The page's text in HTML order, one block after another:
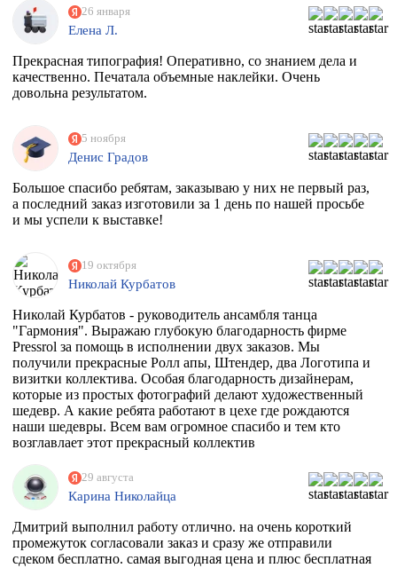
Огромное спасибо вам. Скоро будем новый баннер
печатать, обязательно обратимся к вам
26 января
Елена Л.
Прекрасная типография! Оперативно, со знанием дела и
качественно. Печатала объемные наклейки. Очень
довольна результатом.
5 ноября
Денис Градов
Большое спасибо ребятам, заказываю у них не первый раз,
а последний заказ изготовили за 1 день по нашей просьбе
и мы успели к выставке!
19 октября
Николай Курбатов
Николай Курбатов - руководитель ансамбля танца
"Гармония". Выражаю глубокую благодарность фирме
Pressrol за помощь в исполнении двух заказов. Мы
получили прекрасные Ролл апы, Штендер, два Логотипа и
визитки коллектива. Особая благодарность дизайнерам,
которые из простых фотографий делают художественный
шедевр. А какие ребята работают в цехе где рождаются
наши шедевры. Всем вам огромное спасибо и тем кто
возглавлает этот прекрасный коллектив
обращаться за помощью.
29 августа
Карина Николайца
Дмитрий выполнил работу отлично. на очень короткий
промежуток согласовали заказ и сразу же отправили
сдеком бесплатно. самая выгодная цена и плюс бесплатная